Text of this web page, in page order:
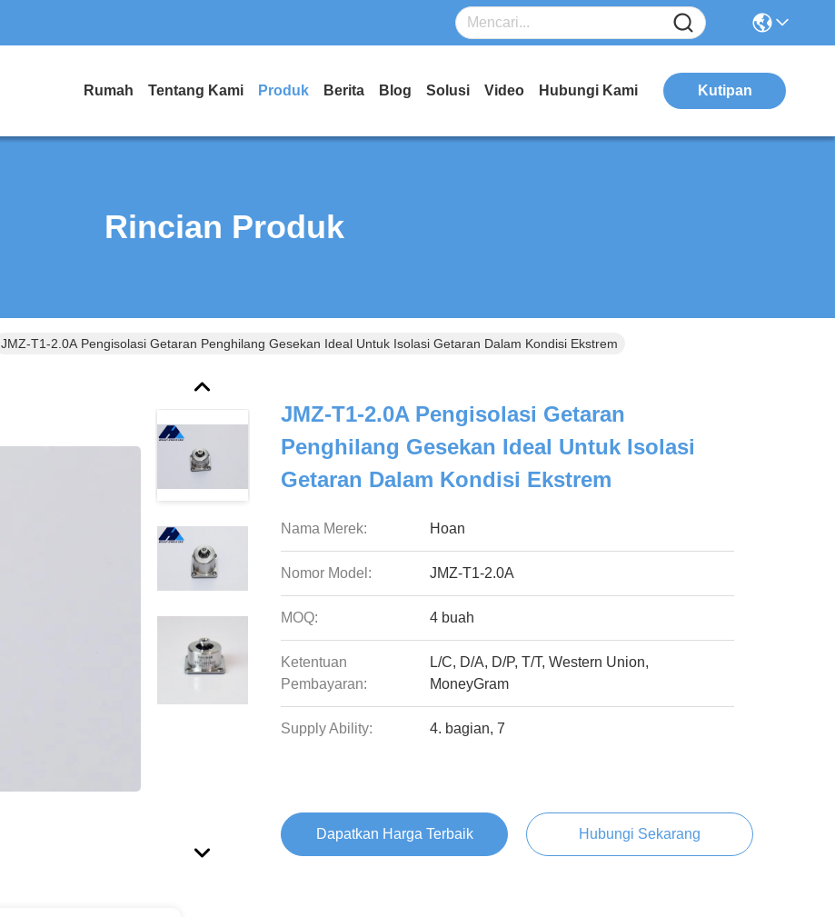
Rumah Tentang Kami Produk Berita Blog Solusi Video Hubungi Kami Kutipan
Rincian Produk
JMZ-T1-2.0A Pengisolasi Getaran Penghilang Gesekan Ideal Untuk Isolasi Getaran Dalam Kondisi Ekstrem
JMZ-T1-2.0A Pengisolasi Getaran
Penghilang Gesekan Ideal Untuk Isolasi
Getaran Dalam Kondisi Ekstrem
Nama Merek: Hoan
Nomor Model: JMZ-T1-2.0A
MOQ: 4 buah
Ketentuan
Pembayaran:
L/C, D/A, D/P, T/T, Western Union,
MoneyGram
Supply Ability: 4. bagian, 7
Dapatkan Harga Terbaik Hubungi Sekarang